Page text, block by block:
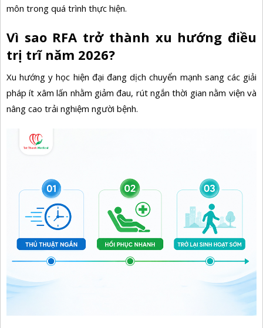
môn trong quá trình thực hiện.
Vì sao RFA trở thành xu hướng điều
trị trĩ năm 2026?
Xu hướng y học hiện đại đang dịch chuyển mạnh sang các giải
pháp ít xâm lấn nhằm giảm đau, rút ngắn thời gian nằm viện và
nâng cao trải nghiệm người bệnh.